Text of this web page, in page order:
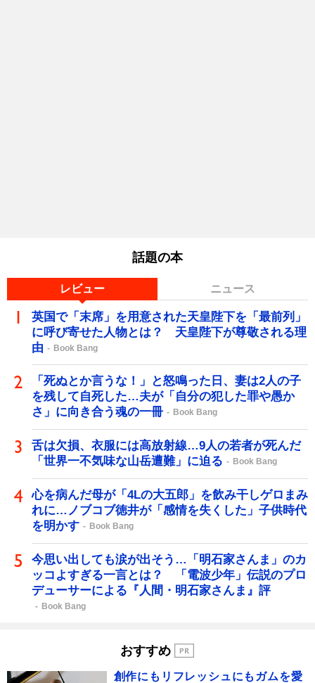
話題の本
レビュー ニュース
英国で「末席」を用意された天皇陛下を「最前列」
に呼び寄せた人物とは？ 天皇陛下が尊敬される理
由
Book Bang
「死ぬとか言うな！」と怒鳴った日、妻は2人の子
を残して自死した…夫が「自分の犯した罪や愚か
さ」に向き合う魂の一冊
Book Bang
舌は欠損、衣服には高放射線…9人の若者が死んだ
「世界一不気味な山岳遭難」に迫る
Book Bang
心を病んだ母が「4Lの大五郎」を飲み干しゲロまみ
れに…ノブコブ徳井が「感情を失くした」子供時代
を明かす
Book Bang
今思い出しても涙が出そう…「明石家さんま」のカ
ッコよすぎる一言とは？ 「電波少年」伝説のプロ
デューサーによる『人間・明石家さんま』評
Book Bang
おすすめ
創作にもリフレッシュにもガムを愛